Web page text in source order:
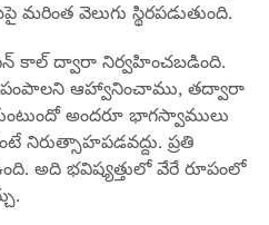
వెలుగు స్థిరపడుతుంది.
కాల్ ద్వారా నిర్వహించబడింది.
పంపాలని ఆహ్వానించాము, తద్వారా
అందరూ భాగస్వాములు
నిరుత్సాహపడవద్దు. ప్రతి
అది భవిష్యత్తులో వేరే రూపంలో